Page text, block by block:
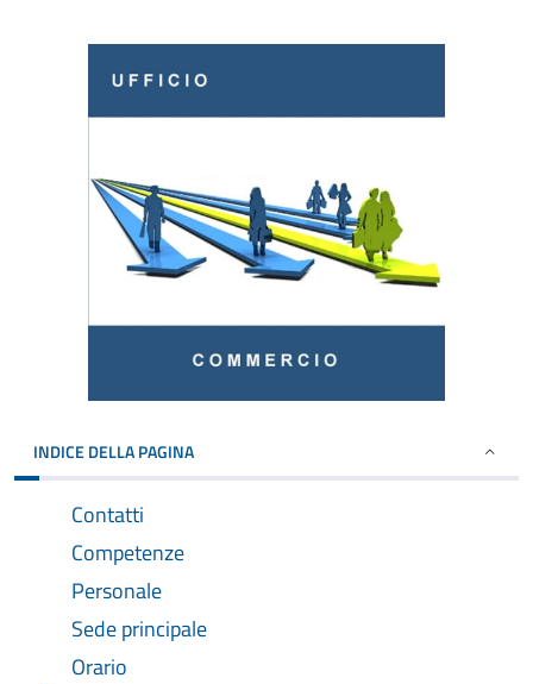
INDICE DELLA PAGINA
Contatti
Competenze
Personale
Sede principale
Orario